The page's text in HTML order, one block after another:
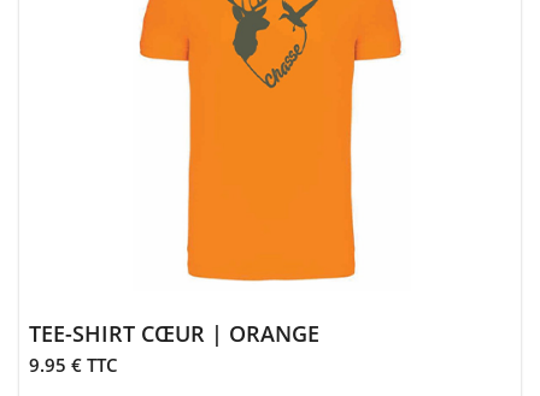
TEE-SHIRT CŒUR | ORANGE
9.95 € TTC